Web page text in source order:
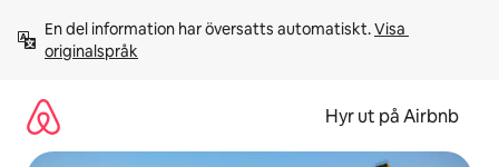
innehåll
En del information har översatts automatiskt. Visa
originalspråk
Hyr ut på Airbnb